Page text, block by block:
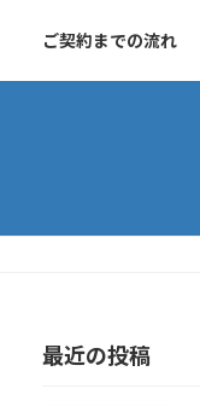
ご契約までの流れ
最近の投稿